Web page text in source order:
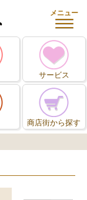
メニュー
サービス
商店街から探す